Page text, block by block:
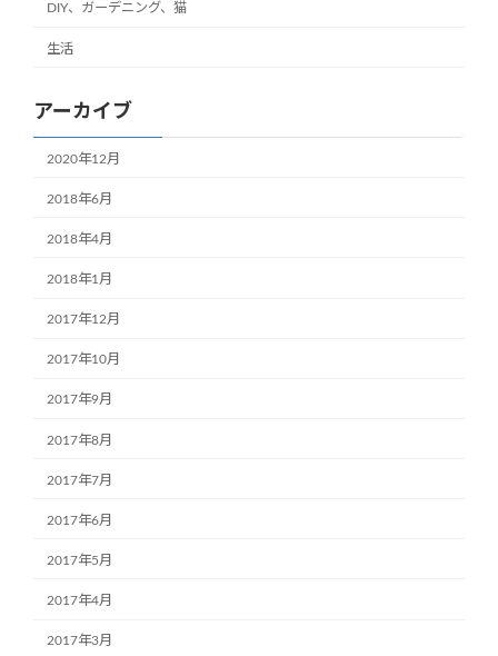
DIY、ガーデニング、猫
生活
アーカイブ
2020年12月
2018年6月
2018年4月
2018年1月
2017年12月
2017年10月
2017年9月
2017年8月
2017年7月
2017年6月
2017年5月
2017年4月
2017年3月